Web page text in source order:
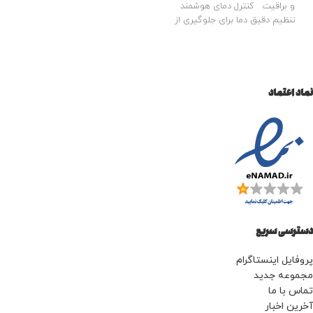
و براقیت کنترل دمای هوشمند
تنظیم دقیق دما برای جلوگیری از
نماد اعتماد
دسترسی سریع
پروفایل اینستاگرام
مجموعه جدید
تماس با ما
آخرین اخبار